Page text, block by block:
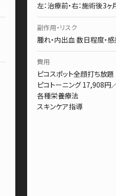
左：治療前・右：施術後3ヶ
副作用・リスク
腫れ・内出血 数日程度・
費用
ピコスポット全顔打ち放
ピコトーニング 17,908円
各種栄養療法
スキンケア指導